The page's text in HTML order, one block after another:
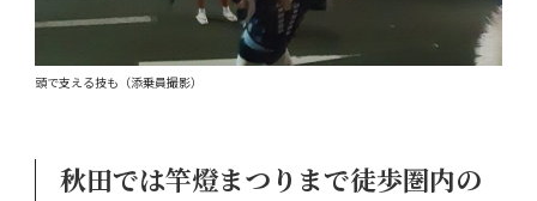
頭で支える技も（添乗員撮影）
秋田では竿燈まつりまで徒歩圏内の